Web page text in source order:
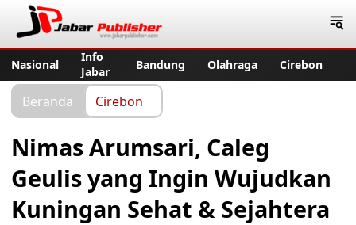
Nasional
Info
Jabar
Bandung Olahraga Cirebon
Beranda Cirebon
Nimas Arumsari, Caleg
Geulis yang Ingin Wujudkan
Kuningan Sehat & Sejahtera